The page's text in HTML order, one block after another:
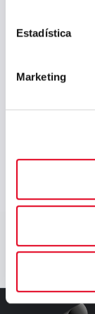
Estadística
Marketing